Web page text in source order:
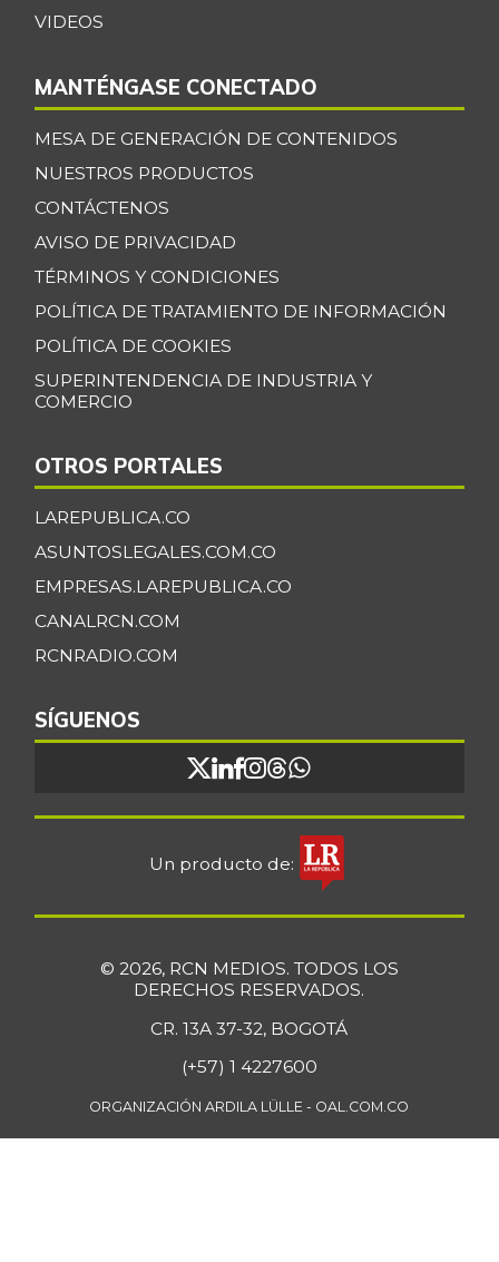
VIDEOS
MANTÉNGASE CONECTADO
MESA DE GENERACIÓN DE CONTENIDOS
NUESTROS PRODUCTOS
CONTÁCTENOS
AVISO DE PRIVACIDAD
TÉRMINOS Y CONDICIONES
POLÍTICA DE TRATAMIENTO DE INFORMACIÓN
POLÍTICA DE COOKIES
SUPERINTENDENCIA DE INDUSTRIA Y
COMERCIO
OTROS PORTALES
LAREPUBLICA.CO
ASUNTOSLEGALES.COM.CO
EMPRESAS.LAREPUBLICA.CO
CANALRCN.COM
RCNRADIO.COM
SÍGUENOS
Un producto de:
© 2026, RCN MEDIOS. TODOS LOS
DERECHOS RESERVADOS.
CR. 13A 37-32, BOGOTÁ
(+57) 1 4227600
ORGANIZACIÓN ARDILA LÜLLE - OAL.COM.CO